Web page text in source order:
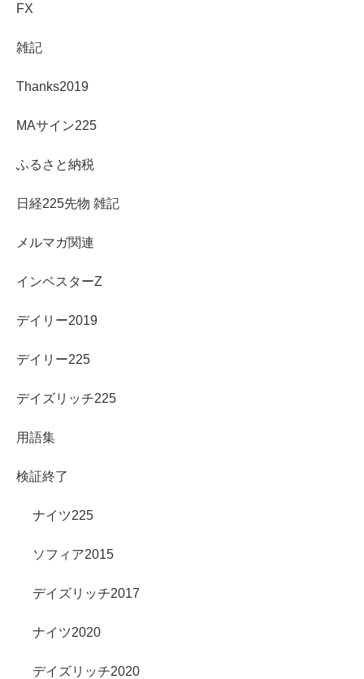
FX
雑記
Thanks2019
MAサイン225
ふるさと納税
日経225先物 雑記
メルマガ関連
インベスターZ
デイリー2019
デイリー225
デイズリッチ225
用語集
検証終了
ナイツ225
ソフィア2015
デイズリッチ2017
ナイツ2020
デイズリッチ2020